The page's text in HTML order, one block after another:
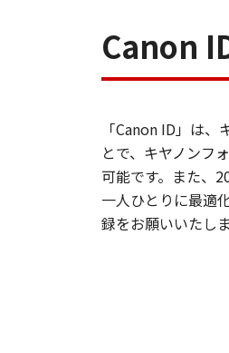
Canon
「Canon ID」は
とで、キヤノンフ
可能です。また、
一人ひとりに最適
録をお願いいたし